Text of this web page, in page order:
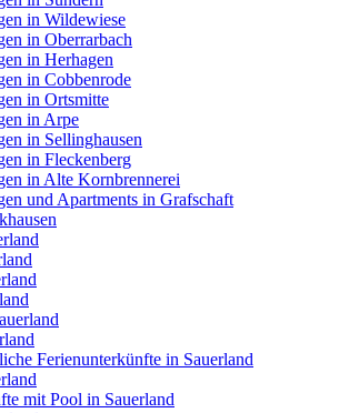
in Wildewiese
in Oberrarbach
in Herhagen
in Cobbenrode
in Ortsmitte
in Arpe
in Sellinghausen
in Fleckenberg
in Alte Kornbrennerei
und Apartments in Grafschaft
Ferienunterkünfte in Sauerland
mit Pool in Sauerland